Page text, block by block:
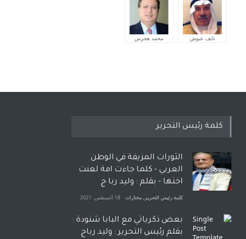
نايف عبوش محمد هجرس
كلمة رئيس التحرير
الثورات المزيفة في الوطن
العربي - كلما جاءت امة لعنت
اختها - بقلم : وليد ربا ح
كلمة رئيس التحرير , مختارات 18 أغسطس، 2021
بعض ذكرياتي مع البابا شنودة :
بقلم رئيس التحرير : وليد رباح